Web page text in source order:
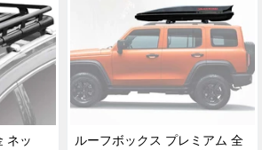
ネッ
ルーフボックス プレミアム 全